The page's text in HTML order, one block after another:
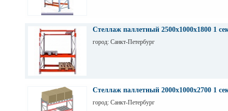
Стеллаж паллетный 2500х1000х1800 1
город: Санкт-Петербург
Стеллаж паллетный 2000х1000х2700 1
город: Санкт-Петербург